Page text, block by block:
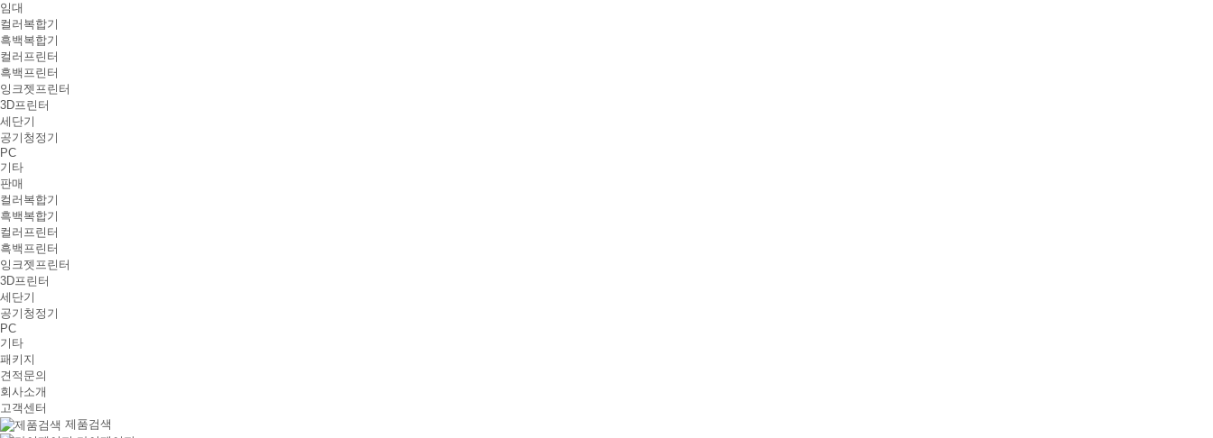
임대
컬러복합기
흑백복합기
컬러프린터
흑백프린터
잉크젯프린터
3D프린터
세단기
공기청정기
PC
기타
판매
컬러복합기
흑백복합기
컬러프린터
흑백프린터
잉크젯프린터
3D프린터
세단기
공기청정기
PC
기타
패키지
견적문의
회사소개
고객센터
제품검색